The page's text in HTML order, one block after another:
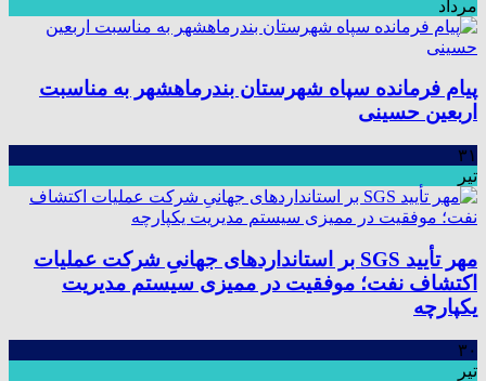
مرداد
پیام فرمانده سپاه شهرستان بندرماهشهر به مناسبت
اربعین حسینی
۳۱
تیر
مهر تأیید SGS بر استانداردهای جهانیِ شرکت عملیات
اکتشاف نفت؛ موفقیت در ممیزی سیستم مدیریت
یکپارچه
۳۰
تیر